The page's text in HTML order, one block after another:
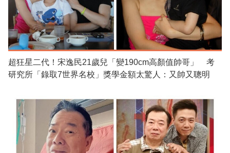
超狂星二代！宋逸民21歲兒「變190cm高顏值帥哥」 考
研究所「錄取7世界名校」獎學金額太驚人：又帥又聰明